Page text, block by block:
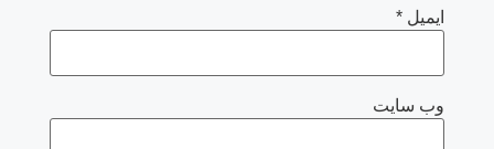
ایمیل *
وب‌ سایت